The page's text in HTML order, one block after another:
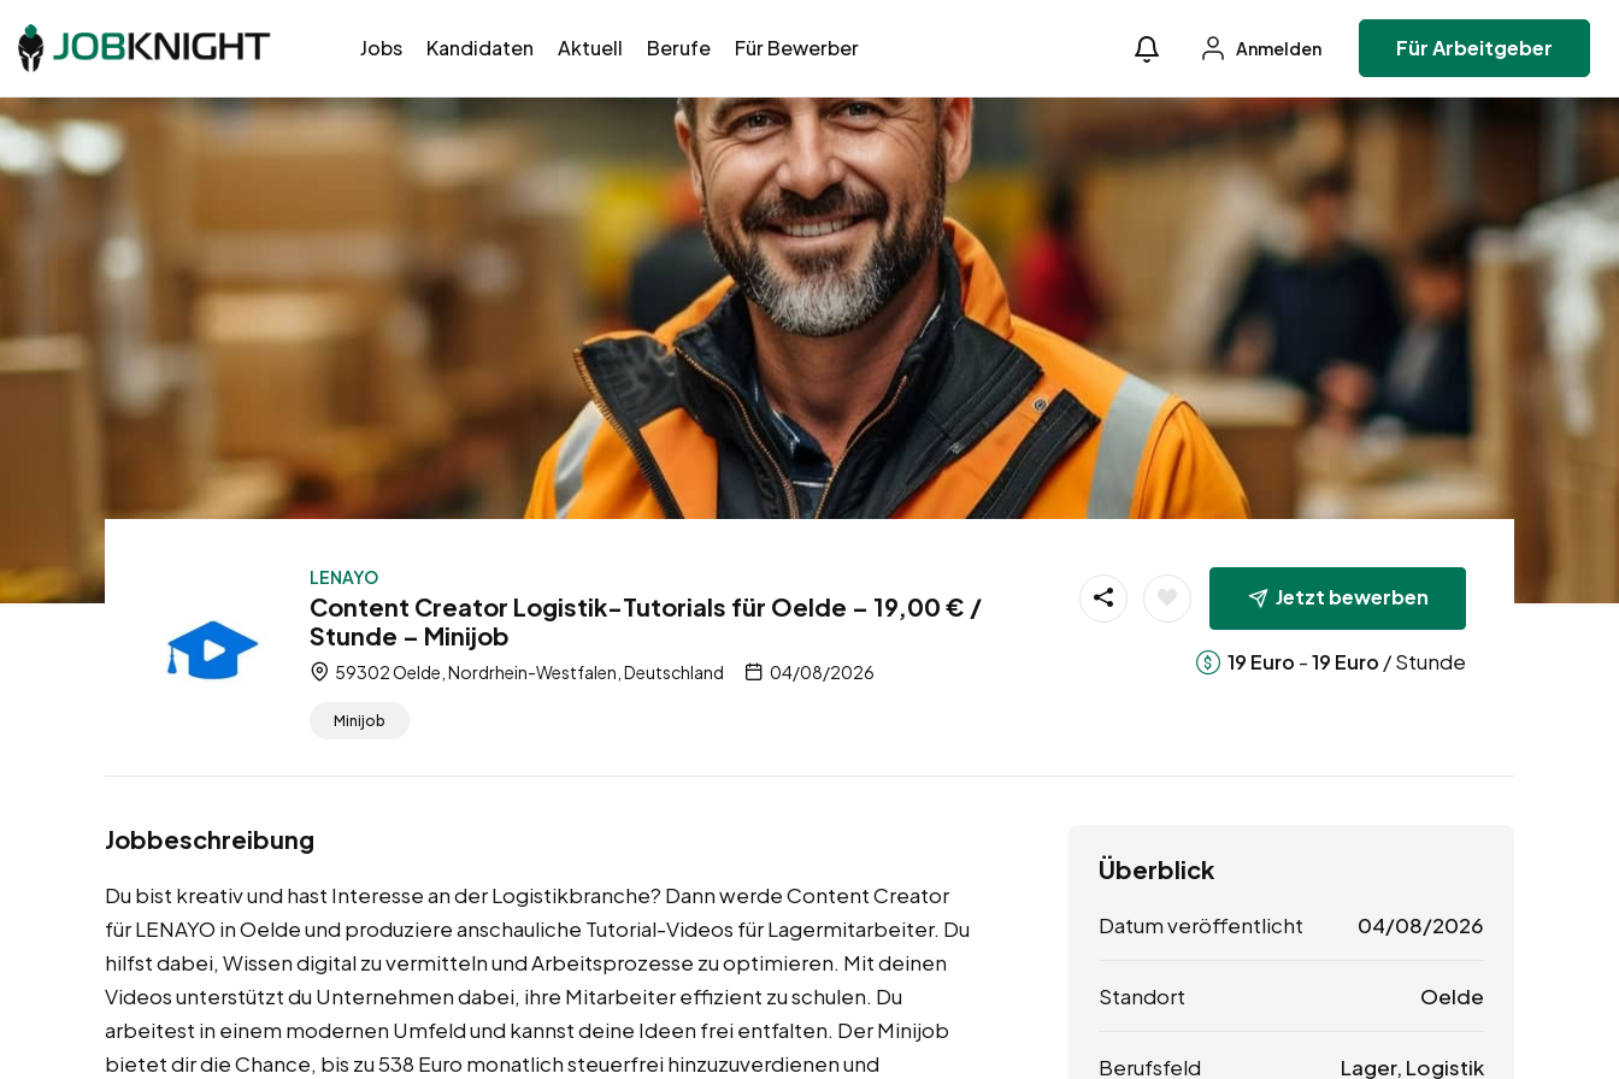
Jobs Kandidaten Aktuell Berufe Für Bewerber Anmelden Für Arbeitgeber
LENAYO
Content Creator Logistik-Tutorials für Oelde – 19,00 € /
Stunde – Minijob
59302 Oelde, Nordrhein-Westfalen, Deutschland 04/08/2026
Minijob
Jetzt bewerben
19 Euro -19 Euro / Stunde
Jobbeschreibung
Du bist kreativ und hast Interesse an der Logistikbranche? Dann werde Content Creator
für LENAYO in Oelde und produziere anschauliche Tutorial-Videos für Lagermitarbeiter. Du
hilfst dabei, Wissen digital zu vermitteln und Arbeitsprozesse zu optimieren. Mit deinen
Videos unterstützt du Unternehmen dabei, ihre Mitarbeiter effizient zu schulen. Du
arbeitest in einem modernen Umfeld und kannst deine Ideen frei entfalten. Der Minijob
bietet dir die Chance, bis zu 538 Euro monatlich steuerfrei hinzuzuverdienen und
Überblick
Datum veröffentlicht 04/08/2026
Standort Oelde
Berufsfeld Lager, Logistik